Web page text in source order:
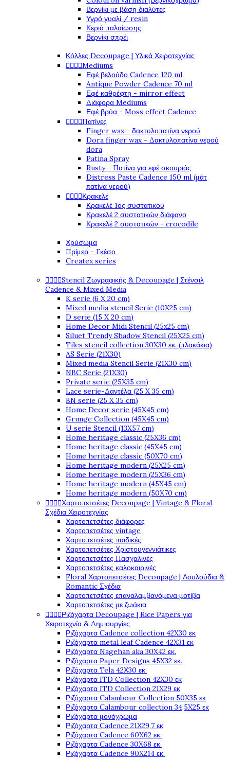
Βερνίκι με βάση διαλύτες
Υγρό γυαλί / resin
Κεριά παλαίωσης
Βερνίκι σπρέι
Κόλλες Decoupage | Υλικά Χειροτεχνίας
Mediums
Εφέ βελούδο Cadence 120 ml
Antique Powder Cadence 70 ml
Εφέ καθρέφτη - mirror effect
Διάφορα Mediums
Εφέ βρύα - Moss effect Cadence
Πατίνες
Finger wax - δακτυλοπατίνα νερού
Dora finger wax - Δακτυλοπατίνα νερού
dora
Patina Spray
Rusty - Πατίνα για εφέ σκουριάς
Distress Paste Cadence 150 ml (μάτ
πατίνα νερού)
Κρακελέ
Κρακελέ 1ος συστατικού
Κρακελέ 2 συστατικών διάφανο
Κρακελέ 2 συστατικών - crocodile
Χρύσωμα
Πρίμερ - Γκέσο
Createx series
Stencil Ζωγραφικής & Decoupage | Στένσιλ
Cadence & Mixed Media
K serie (6 X 20 cm)
Mixed media stencil Serie (10X25 cm)
D serie (15 X 20 cm)
Home Decor Midi Stencil (25x25 cm)
Siluet Trendy Shadow Stencil (25X25 cm)
Tiles stencil collection 30X30 εκ. (πλακάκια)
AS Serie (21X30)
Mixed media Stencil Serie (21X30 cm)
NBC Serie (21X30)
Private serie (25X35 cm)
Lace serie-Δαντέλα (25 X 35 cm)
BN serie (25 X 35 cm)
Home Decor serie (45X45 cm)
Grunge Collection (45X45 cm)
U serie Stencil (13X57 cm)
Home heritage classic (25X36 cm)
Home heritage classic (45X45 cm)
Home heritage classic (50X70 cm)
Home heritage modern (25X25 cm)
Home heritage modern (25X36 cm)
Home heritage modern (45X45 cm)
Home heritage modern (50X70 cm)
Χαρτοπετσέτες Decoupage | Vintage & Floral
Σχέδια Χειροτεχνίας
Χαρτοπετσέτες διάφορες
Χαρτοπετσέτες vintage
Χαρτοπετσέτες παιδικές
Χαρτοπετσέτες Χριστουγεννιάτικες
Χαρτοπετσέτες Πασχαλινές
Χαρτοπετσέτες καλοκαιρινές
Floral Χαρτοπετσέτες Decoupage | Λουλούδια &
Romantic Σχέδια
Χαρτοπετσέτες επαναλαμβανόμενα μοτίβα
Χαρτοπετσέτες με ζωάκια
Ριζόχαρτα Decoupage | Rice Papers για
Χειροτεχνία & Δημιουργίες
Ριζόχαρτα Cadence collection 42X30 εκ
Ριζόχαρτα metal leaf Cadence 42X31 εκ
Ριζόχαρτα Nagehan aka 30X42 εκ.
Ριζόχαρτα Paper Designs 45X32 εκ.
Ριζόχαρτα Tela 42Χ30 εκ.
Ριζόχαρτα ITD Collection 42X30 εκ
Ριζόχαρτα ITD Collection 21X29 εκ
Ριζόχαρτα Calambour Collection 50X35 εκ
Ριζόχαρτα Calambour collection 34,5X25 εκ
Ριζόχαρτα μονόχρωμα
Ριζόχαρτα Cadence 21Χ29,7 εκ
Ριζόχαρτα Cadence 60X62 εκ.
Ριζόχαρτα Cadence 30X68 εκ.
Ριζόχαρτα Cadence 90X214 εκ.